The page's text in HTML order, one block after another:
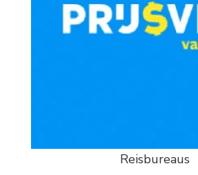
Reisbureaus